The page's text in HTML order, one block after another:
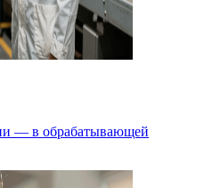
— в обрабатывающей